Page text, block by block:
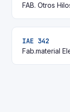
FAB. Otros
IAE 342
Fab.material